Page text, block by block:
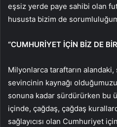
eşsiz yerde paye sahibi olan
hususta bizim de
“CUMHURİYET İÇİN BİZ DE
Milyonlarca taraftarın
sevincinin kaynağı
sonuna kadar sürdürürken bu
içinde, çağdaş, çağdaş
sağlayıcısı olan Cumhuriyet